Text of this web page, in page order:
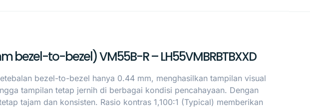
bezel-to-bezel) VM55B-R – LH55VMBRBTBXXD
bezel-to-bezel hanya 0.44 mm, menghasilkan tampilan visual
tampilan tetap jernih di berbagai kondisi pencahayaan. Dengan
tajam dan konsisten. Rasio kontras 1,100:1 (Typical) memberikan